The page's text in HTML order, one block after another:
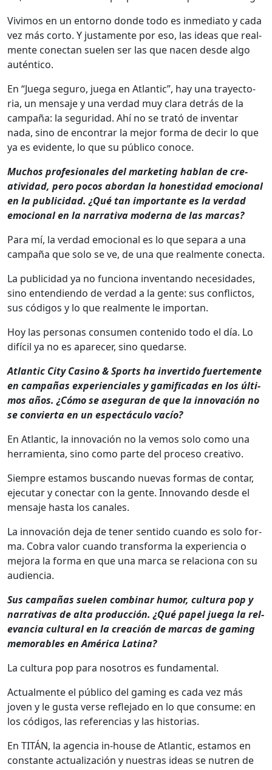
Vivi­mos en un entorno donde todo es inmedi­a­to y cada
vez más cor­to. Y jus­ta­mente por eso, las ideas que real­
mente conectan sue­len ser las que nacen des­de algo
autén­ti­co.
En “Jue­ga seguro, jue­ga en Atlantic”, hay una trayec­to­
ria, un men­saje y una ver­dad muy clara detrás de la
cam­paña: la seguri­dad. Ahí no se trató de inven­tar
nada, sino de encon­trar la mejor for­ma de decir lo que
ya es evi­dente, lo que su públi­co conoce.
Muchos pro­fe­sion­ales del mar­ket­ing hablan de cre­
ativi­dad, pero pocos abor­dan la hon­esti­dad emo­cional
en la pub­li­ci­dad. ¿Qué tan impor­tante es la ver­dad
emo­cional en la nar­ra­ti­va mod­er­na de las mar­cas?
Para mí, la ver­dad emo­cional es lo que sep­a­ra a una
cam­paña que solo se ve, de una que real­mente conec­ta.
La pub­li­ci­dad ya no fun­ciona inven­tan­do necesi­dades,
sino enten­di­en­do de ver­dad a la gente: sus con­flic­tos,
sus códi­gos y lo que real­mente le impor­tan.
Hoy las per­sonas con­sumen con­tenido todo el día. Lo
difí­cil ya no es apare­cer, sino quedarse.
Atlantic City Casi­no & Sports ha inver­tido fuerte­mente
en cam­pañas expe­ri­en­ciales y gam­i­fi­cadas en los últi­
mos años. ¿Cómo se ase­gu­ran de que la inno­vación no
se con­vier­ta en un espec­tácu­lo vacío?
En Atlantic, la inno­vación no la vemos solo como una
her­ramien­ta, sino como parte del pro­ce­so cre­ati­vo.
Siem­pre esta­mos bus­can­do nuevas for­mas de con­tar,
eje­cu­tar y conec­tar con la gente. Inno­van­do des­de el
men­saje has­ta los canales.
La inno­vación deja de ten­er sen­ti­do cuan­do es solo for­
ma. Cobra val­or cuan­do trans­for­ma la expe­ri­en­cia o
mejo­ra la for­ma en que una mar­ca se rela­ciona con su
audi­en­cia.
Sus cam­pañas sue­len com­bi­nar humor, cul­tura pop y
nar­ra­ti­vas de alta pro­duc­ción. ¿Qué papel jue­ga la rel­
e­van­cia cul­tur­al en la creación de mar­cas de gam­ing
mem­o­rables en Améri­ca Lati­na?
La cul­tura pop para nosotros es fun­da­men­tal.
Actual­mente el públi­co del gam­ing es cada vez más
joven y le gus­ta verse refle­ja­do en lo que con­sume: en
los códi­gos, las ref­er­en­cias y las his­to­rias.
En TITÁN, la agen­cia in-house de Atlantic, esta­mos en
con­stante actu­al­ización y nues­tras ideas se nutren de